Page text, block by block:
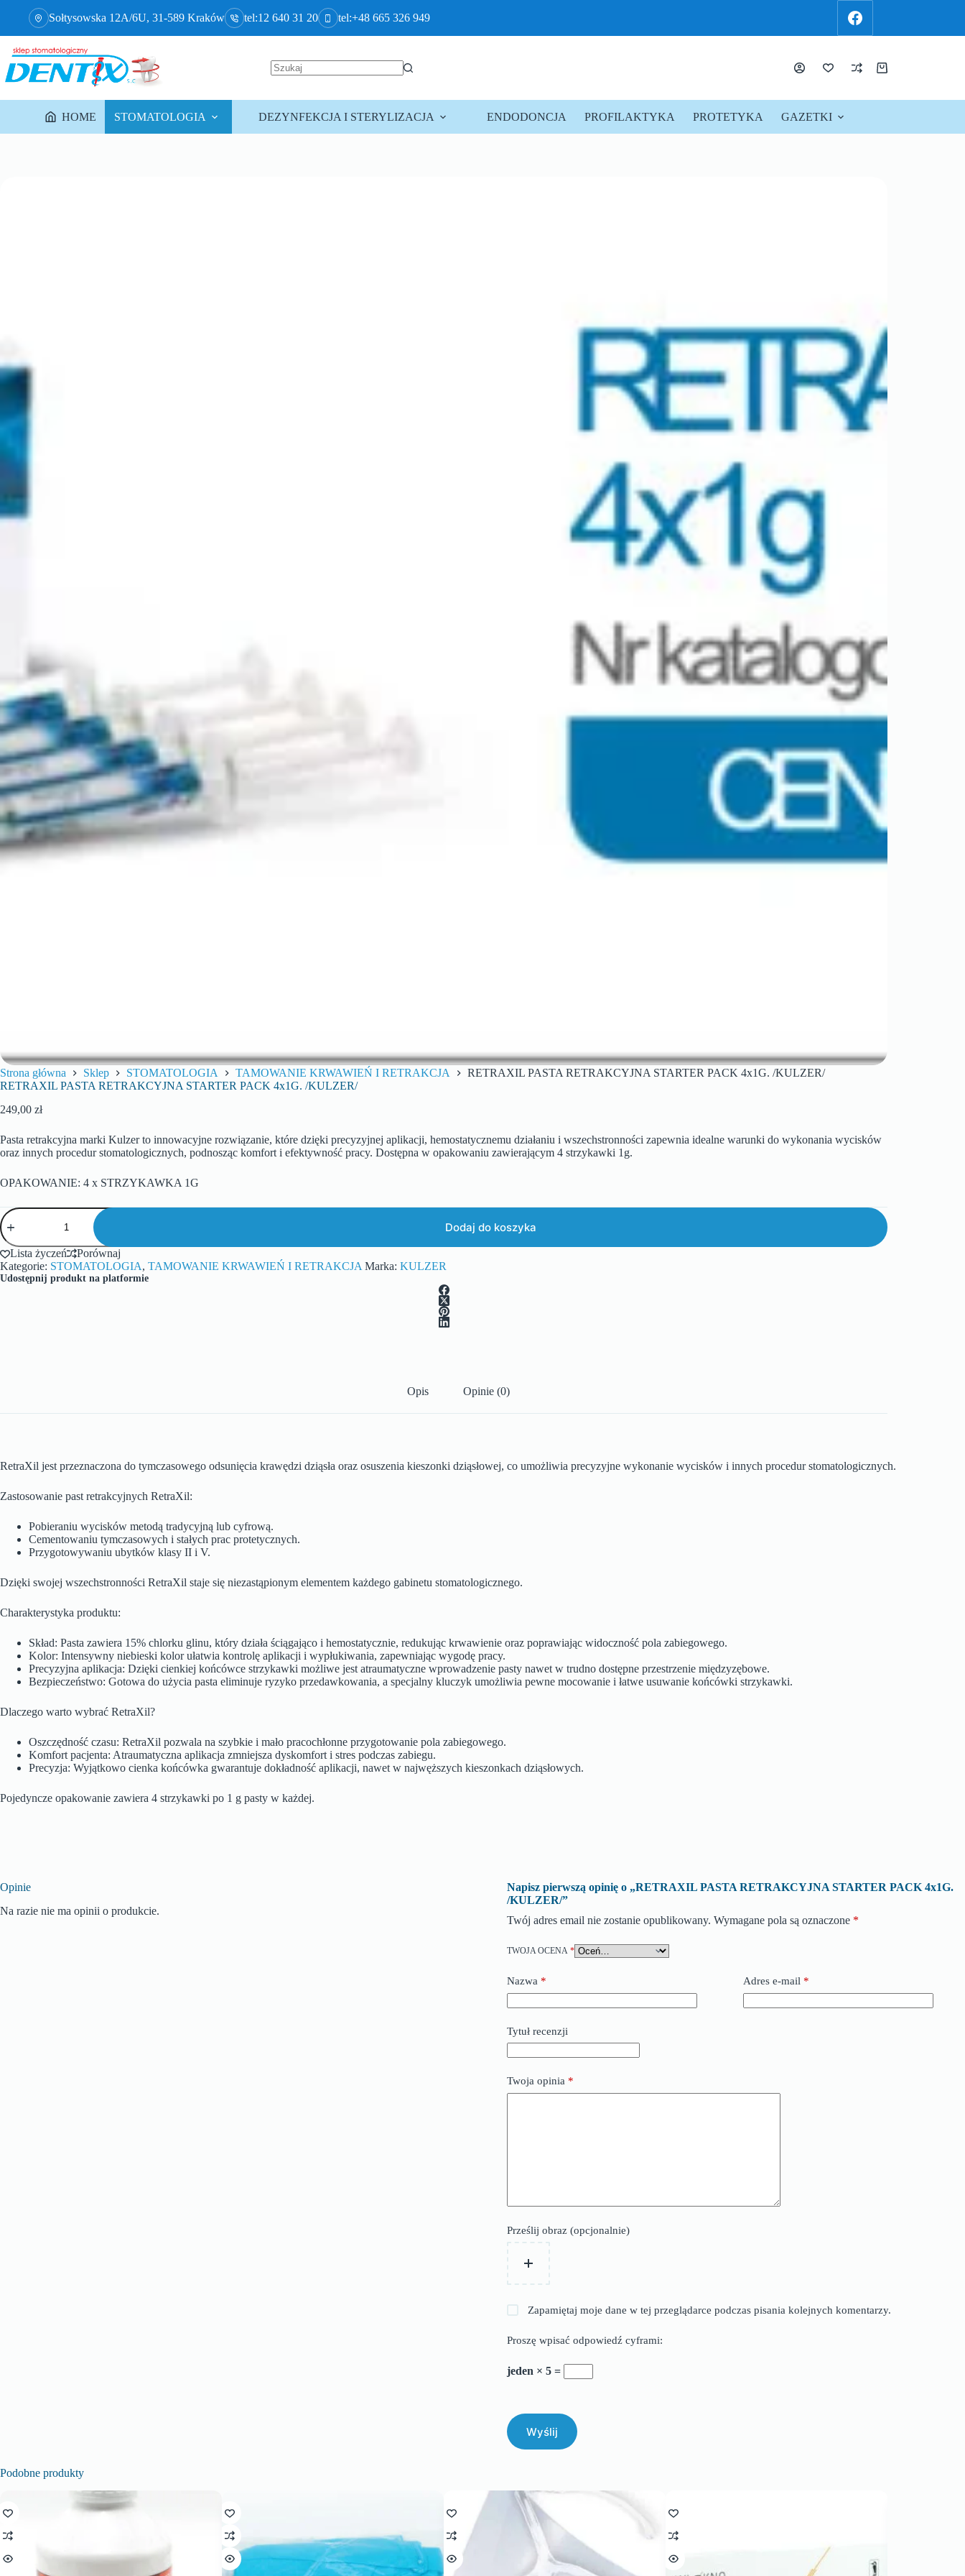
Sołtysowska 12A/6U, 31-589 Kraków tel:12 640 31 20 tel:+48 665 326 949
HOME STOMATOLOGIA DEZYNFEKCJA I STERYLIZACJA ENDODONCJA PROFILAKTYKA PROTETYKA GAZETKI
Strona główna Sklep STOMATOLOGIA TAMOWANIE KRWAWIEŃ I RETRAKCJA
RETRAXIL PASTA RETRAKCYJNA STARTER PACK 4x1G. /KULZER/
RETRAXIL PASTA RETRAKCYJNA STARTER PACK 4x1G. /KULZER/
249,00 zł
Pasta retrakcyjna marki Kulzer to innowacyjne rozwiązanie, które dzięki precyzyjnej aplikacji, hemostatycznemu działaniu i wszechstronności zapewnia idealne warunki do wykonania wycisków
oraz innych procedur stomatologicznych, podnosząc komfort i efektywność pracy. Dostępna w opakowaniu zawierającym 4 strzykawki 1g.
OPAKOWANIE: 4 x STRZYKAWKA 1G
Dodaj do koszyka
Lista życzeń
Porównaj
Kategorie: STOMATOLOGIA, TAMOWANIE KRWAWIEŃ I RETRAKCJA Marka: KULZER
Udostępnij produkt na platformie
Opis Opinie (0)
RetraXil jest przeznaczona do tymczasowego odsunięcia krawędzi dziąsła oraz osuszenia kieszonki dziąsłowej, co umożliwia precyzyjne wykonanie wycisków i innych procedur stomatologicznych.
Zastosowanie past retrakcyjnych RetraXil:
Pobieraniu wycisków metodą tradycyjną lub cyfrową.
Cementowaniu tymczasowych i stałych prac protetycznych.
Przygotowywaniu ubytków klasy II i V.
Dzięki swojej wszechstronności RetraXil staje się niezastąpionym elementem każdego gabinetu stomatologicznego.
Charakterystyka produktu:
Skład: Pasta zawiera 15% chlorku glinu, który działa ściągająco i hemostatycznie, redukując krwawienie oraz poprawiając widoczność pola zabiegowego.
Kolor: Intensywny niebieski kolor ułatwia kontrolę aplikacji i wypłukiwania, zapewniając wygodę pracy.
Precyzyjna aplikacja: Dzięki cienkiej końcówce strzykawki możliwe jest atraumatyczne wprowadzenie pasty nawet w trudno dostępne przestrzenie międzyzębowe.
Bezpieczeństwo: Gotowa do użycia pasta eliminuje ryzyko przedawkowania, a specjalny kluczyk umożliwia pewne mocowanie i łatwe usuwanie końcówki strzykawki.
Dlaczego warto wybrać RetraXil?
Oszczędność czasu: RetraXil pozwala na szybkie i mało pracochłonne przygotowanie pola zabiegowego.
Komfort pacjenta: Atraumatyczna aplikacja zmniejsza dyskomfort i stres podczas zabiegu.
Precyzja: Wyjątkowo cienka końcówka gwarantuje dokładność aplikacji, nawet w najwęższych kieszonkach dziąsłowych.
Pojedyncze opakowanie zawiera 4 strzykawki po 1 g pasty w każdej.
Opinie
Na razie nie ma opinii o produkcie.
Napisz pierwszą opinię o „RETRAXIL PASTA RETRAKCYJNA STARTER PACK 4x1G.
/KULZER/”
Twój adres email nie zostanie opublikowany. Wymagane pola są oznaczone *
TWOJA OCENA *
Nazwa * Adres e-mail *
Tytuł recenzji
Twoja opinia *
Prześlij obraz (opcjonalnie)
Zapamiętaj moje dane w tej przeglądarce podczas pisania kolejnych komentarzy.
Proszę wpisać odpowiedź cyframi:
jeden × 5 =
Wyślij
Podobne produkty